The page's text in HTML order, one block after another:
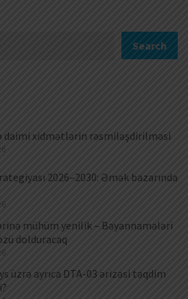
Search
daimi xidmətlərin rəsmiləşdirilməsi
2026–2030: Əmək bazarında
mühüm yenilik – Bəyannamələri
dolduracaq
üzrə ayrıca DTA-03 ərizəsi təqdim